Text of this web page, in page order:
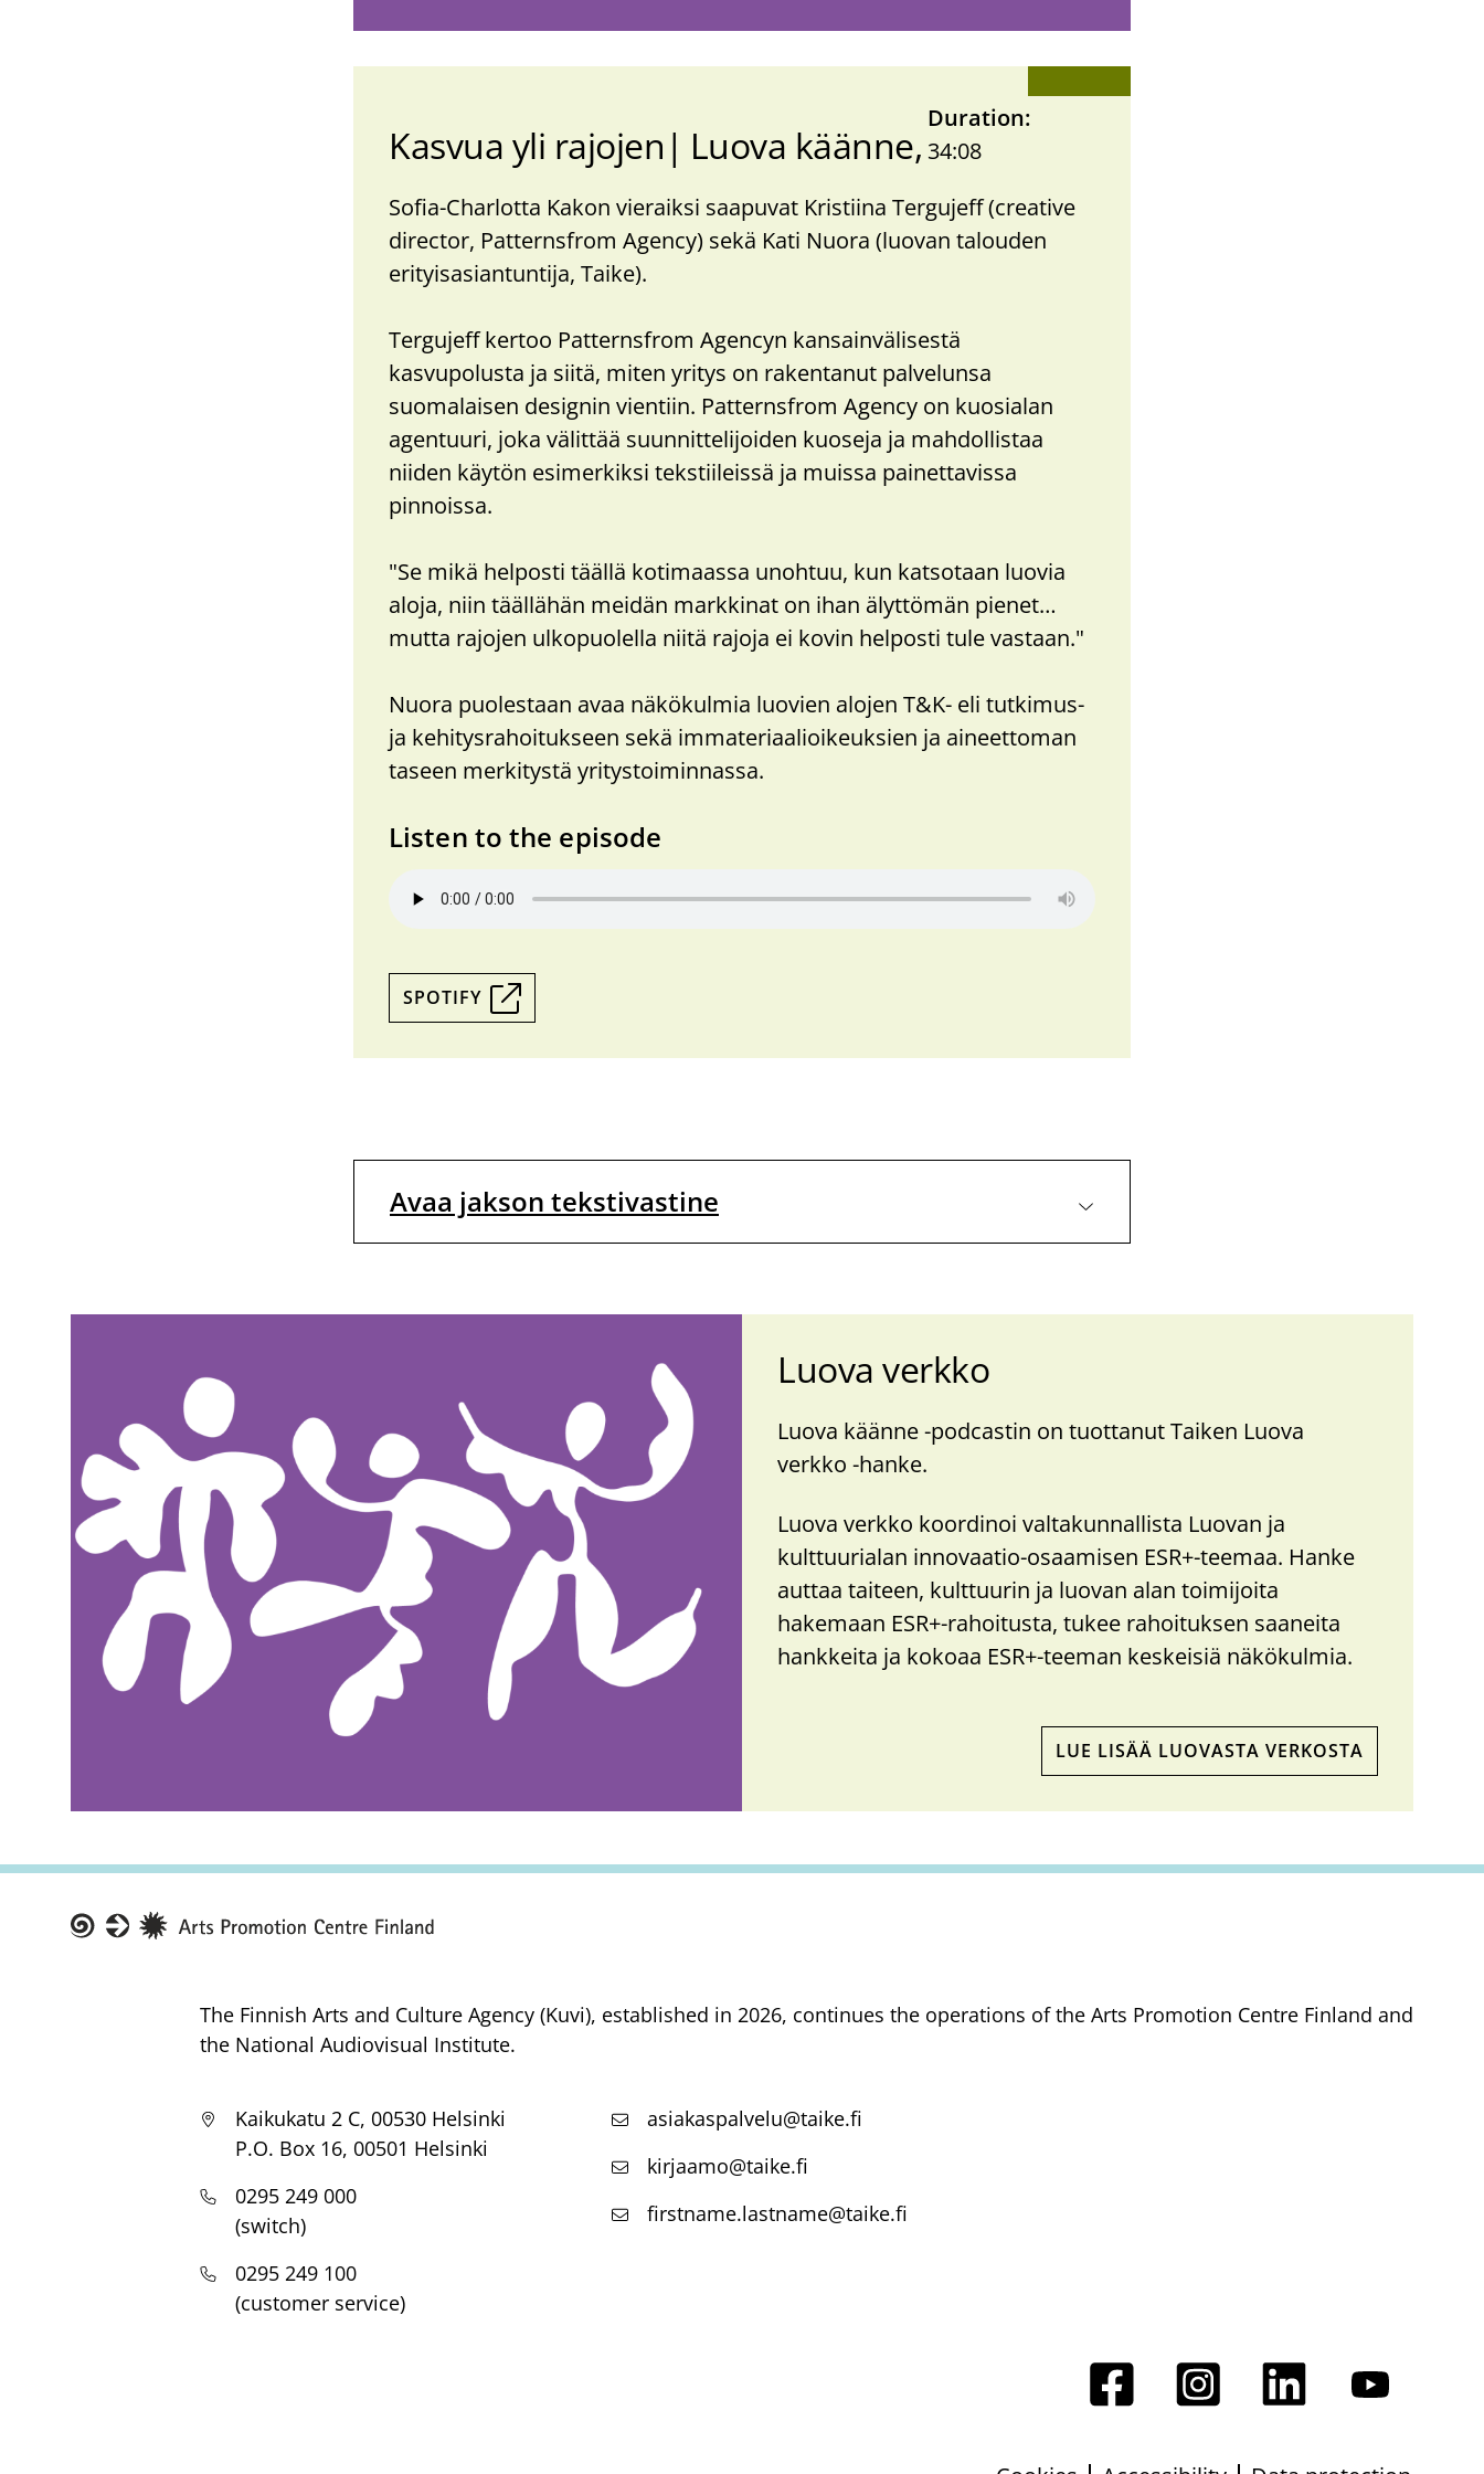
Kasvua yli rajojen
Podcast
Luova käänne
Duration
34:08
Sofia-Charlotta Kakon vieraiksi saapuvat Kristiina Tergujeff (creative
director, Patternsfrom Agency) sekä Kati Nuora (luovan talouden
erityisasiantuntija, Taike).
Tergujeff kertoo Patternsfrom Agencyn kansainvälisestä
kasvupolusta ja siitä, miten yritys on rakentanut palvelunsa
suomalaisen designin vientiin. Patternsfrom Agency on kuosialan
agentuuri, joka välittää suunnittelijoiden kuoseja ja mahdollistaa
niiden käytön esimerkiksi tekstiileissä ja muissa painettavissa
pinnoissa.
"Se mikä helposti täällä kotimaassa unohtuu, kun katsotaan luovia
aloja, niin täällähän meidän markkinat on ihan älyttömän pienet…
mutta rajojen ulkopuolella niitä rajoja ei kovin helposti tule vastaan."
Nuora puolestaan avaa näkökulmia luovien alojen T&K- eli tutkimus-
ja kehitysrahoitukseen sekä immateriaalioikeuksien ja aineettoman
taseen merkitystä yritystoiminnassa.
Listen to the episode
SPOTIFY
Avaa jakson tekstivastine
Luova verkko
Luova käänne -​​​podcastin on tuottanut Taiken Luova
verkko -​​​hanke.
Luova verkko koordinoi valtakunnallista Luovan ja
kulttuurialan innovaatio-​​​​osaamisen ESR+-​​​​teemaa. Hanke
auttaa taiteen, kulttuurin ja luovan alan toimijoita
hakemaan ESR+-​​​​rahoitusta, tukee rahoituksen saaneita
hankkeita ja kokoaa ESR+-​​​teeman keskeisiä näkökulmia.
LUE LISÄÄ LUOVASTA VERKOSTA
The Finnish Arts and Culture Agency (Kuvi), established in 2026, continues the operations of the Arts Promotion Centre Finland and
the National Audiovisual Institute.
Kaikukatu 2 C, 00530 Helsinki
P.O. Box 16, 00501 Helsinki
0295 249 000
(switch)
0295 249 100
(customer service)
asiakaspalvelu@taike.fi
kirjaamo@taike.fi
firstname.lastname@taike.fi